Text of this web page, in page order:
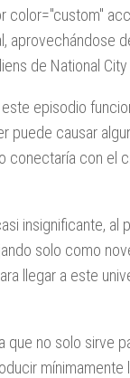
color="custom"
aprovechándose
de National City
episodio
causar
conectaría con el
insignificante, al
solo como
llegar a este
que no solo sirve